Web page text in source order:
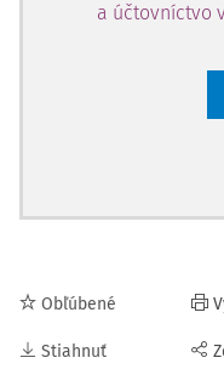
a účtovníctvo
Obľúbené
Stiahnuť